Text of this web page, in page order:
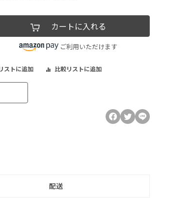
カートに入れる
ご利用いただけます
ストに追加 比較リストに追加
配送